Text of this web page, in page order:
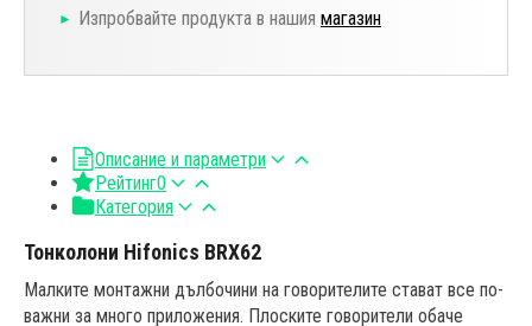
Изпробвайте продукта в нашия магазин
Описание и параметри
Рейтинг0
Категория
Тонколони Hifonics BRX62
Малките монтажни дълбочини на говорителите стават все по-
важни за много приложения. Плоските говорители обаче